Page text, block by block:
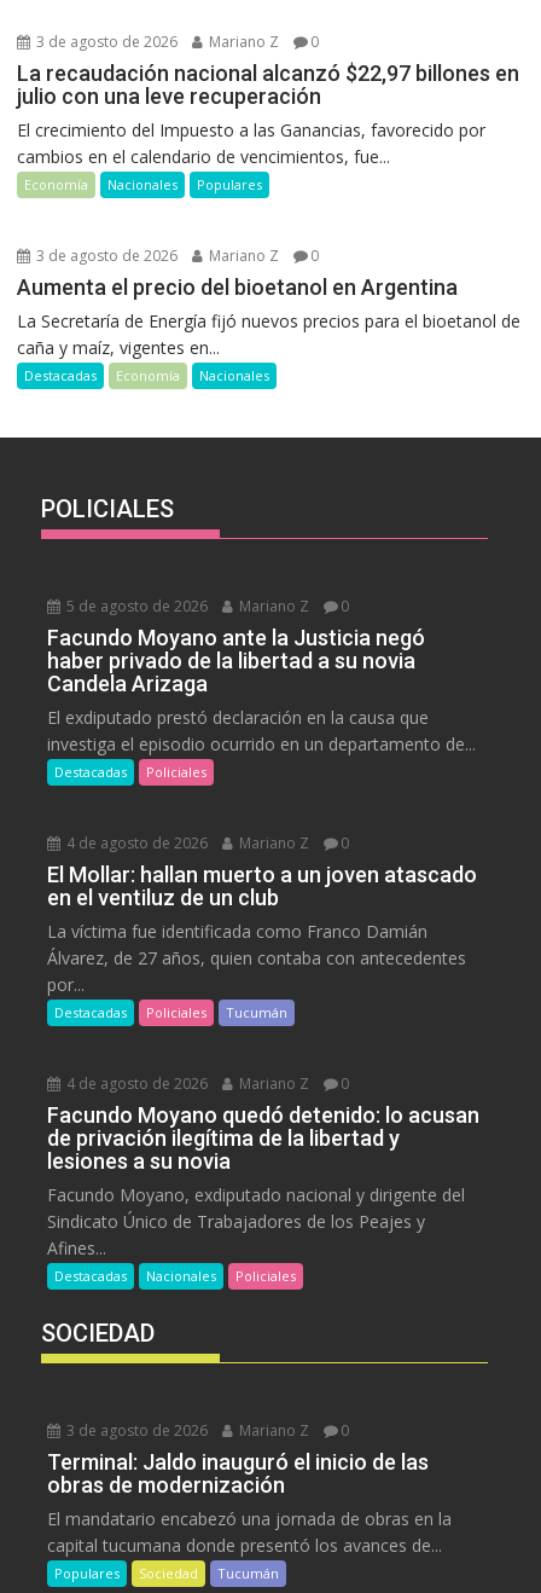
3 de agosto de 2026 Mariano Z 0
La recaudación nacional alcanzó $22,97 billones en
julio con una leve recuperación
El crecimiento del Impuesto a las Ganancias, favorecido por
cambios en el calendario de vencimientos, fue...
Economía Nacionales Populares
3 de agosto de 2026 Mariano Z 0
Aumenta el precio del bioetanol en Argentina
La Secretaría de Energía fijó nuevos precios para el bioetanol de
caña y maíz, vigentes en...
Destacadas Economía Nacionales
POLICIALES
5 de agosto de 2026 Mariano Z 0
Facundo Moyano ante la Justicia negó
haber privado de la libertad a su novia
Candela Arizaga
El exdiputado prestó declaración en la causa que
investiga el episodio ocurrido en un departamento de...
Destacadas Policiales
4 de agosto de 2026 Mariano Z 0
El Mollar: hallan muerto a un joven atascado
en el ventiluz de un club
La víctima fue identificada como Franco Damián
Álvarez, de 27 años, quien contaba con antecedentes
por...
Destacadas Policiales Tucumán
4 de agosto de 2026 Mariano Z 0
Facundo Moyano quedó detenido: lo acusan
de privación ilegítima de la libertad y
lesiones a su novia
Facundo Moyano, exdiputado nacional y dirigente del
Sindicato Único de Trabajadores de los Peajes y
Afines...
Destacadas Nacionales Policiales
SOCIEDAD
3 de agosto de 2026 Mariano Z 0
Terminal: Jaldo inauguró el inicio de las
obras de modernización
El mandatario encabezó una jornada de obras en la
capital tucumana donde presentó los avances de...
Populares Sociedad Tucumán